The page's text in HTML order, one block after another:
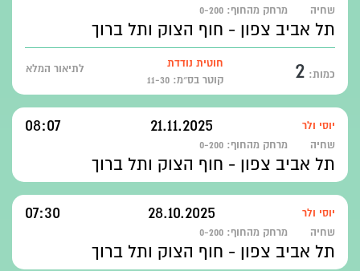
שחיה מרחק מהחוף: 0-200
תל אביב צפון - חוף הצוק ותל ברוך
כמות: 2
חוטית נודדת
קוטר בס״מ: 11-30
לתיאור המלא
יוסי ולר 21.11.2025
08:07
שחיה מרחק מהחוף: 0-200
תל אביב צפון - חוף הצוק ותל ברוך
יוסי ולר 28.10.2025
07:30
שחיה מרחק מהחוף: 0-200
תל אביב צפון - חוף הצוק ותל ברוך